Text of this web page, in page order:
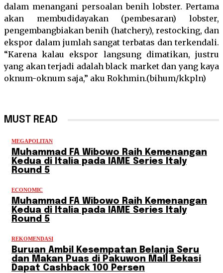
dalam menangani persoalan benih lobster. Pertama
akan membudidayakan (pembesaran) lobster,
pengembangbiakan benih (hatchery), restocking, dan
ekspor dalam jumlah sangat terbatas dan terkendali.
“Karena kalau ekspor langsung dimatikan, justru
yang akan terjadi adalah black market dan yang kaya
oknum-oknum saja,” aku Rokhmin.(bihum/kkpln)
MUST READ
MEGAPOLITAN
Muhammad FA Wibowo Raih Kemenangan
Kedua di Italia pada IAME Series Italy
Round 5
ECONOMIC
Muhammad FA Wibowo Raih Kemenangan
Kedua di Italia pada IAME Series Italy
Round 5
REKOMENDASI
Buruan Ambil Kesempatan Belanja Seru
dan Makan Puas di Pakuwon Mall Bekasi
Dapat Cashback 100 Persen